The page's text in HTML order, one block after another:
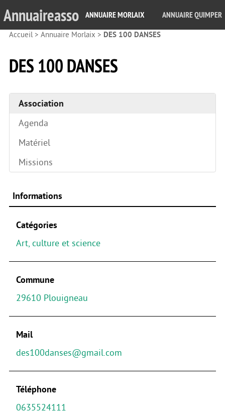
Annuaireasso ANNUAIRE MORLAIX ANNUAIRE QUIMPER
Accueil> Annuaire Morlaix > DES 100 DANSES
DES 100 DANSES
Association
Agenda
Matériel
Missions
Informations
Catégories
Art, culture et science
Commune
29610 Plouigneau
Mail
des100danses@gmail.com
Téléphone
0635524111